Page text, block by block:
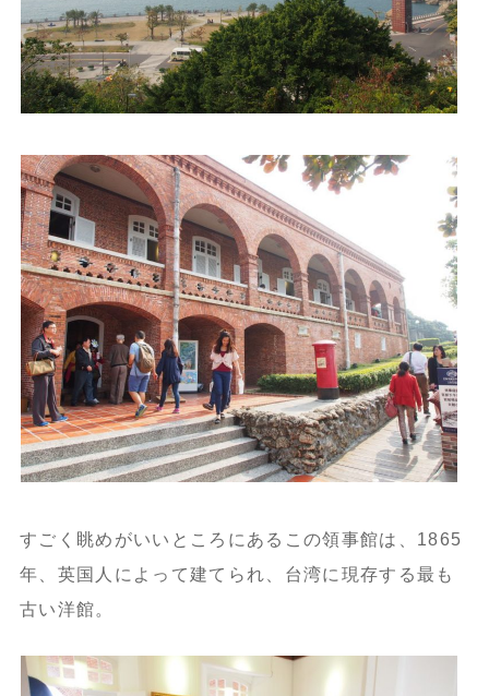
すごく眺めがいいところにあるこの領事館は、1865
年、英国人によって建てられ、台湾に現存する最も
古い洋館。